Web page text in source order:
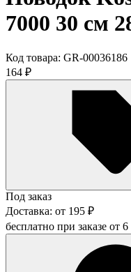
7000 30 см
Код товара: GR-00036186
164 ₽
Под заказ
Доставка: от 195 ₽
бесплатно при заказе от 6